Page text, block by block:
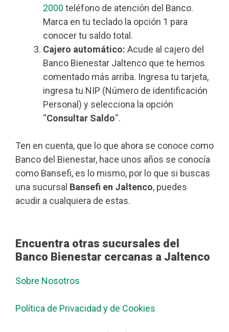
2000 teléfono de atención del Banco.
Marca en tu teclado la opción 1 para
conocer tu saldo total.
Cajero automático: Acude al cajero del
Banco Bienestar Jaltenco que te hemos
comentado más arriba. Ingresa tu tarjeta,
ingresa tu NIP (Número de identificación
Personal) y selecciona la opción
“Consultar Saldo“.
Ten en cuenta, que lo que ahora se conoce como
Banco del Bienestar, hace unos años se conocía
como Bansefi, es lo mismo, por lo que si buscas
una sucursal Bansefi en Jaltenco, puedes
acudir a cualquiera de estas.
Encuentra otras sucursales del
Banco Bienestar cercanas a Jaltenco
Sobre Nosotros
Política de Privacidad y de Cookies